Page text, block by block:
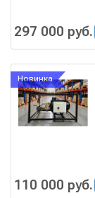
297 000 руб.
Новинка
110 000 руб.